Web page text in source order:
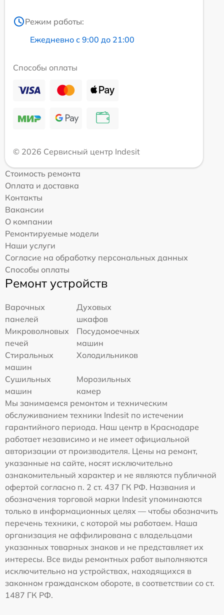
Режим работы:
Ежедневно с 9:00 до 21:00
Способы оплаты
© 2026 Сервисный центр Indesit
Стоимость ремонта
Оплата и доставка
Контакты
Вакансии
О компании
Ремонтируемые модели
Наши услуги
Согласие на обработку персональных данных
Способы оплаты
Ремонт устройств
Варочных
панелей
Духовых
шкафов
Микроволновых
печей
Посудомоечных
машин
Стиральных
машин
Холодильников
Сушильных
машин
Морозильных
камер
Мы занимаемся ремонтом и техническим
обслуживанием техники Indesit по истечении
гарантийного периода. Наш центр в Краснодаре
работает независимо и не имеет официальной
авторизации от производителя. Цены на ремонт,
указанные на сайте, носят исключительно
ознакомительный характер и не являются публичной
офертой согласно п. 2 ст. 437 ГК РФ. Названия и
обозначения торговой марки Indesit упоминаются
только в информационных целях — чтобы обозначить
перечень техники, с которой мы работаем. Наша
организация не аффилирована с владельцами
указанных товарных знаков и не представляет их
интересы. Все виды ремонтных работ выполняются
исключительно на устройствах, находящихся в
законном гражданском обороте, в соответствии со ст.
1487 ГК РФ.